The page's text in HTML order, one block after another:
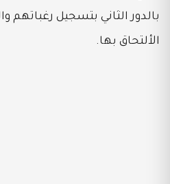
بالدور الثاني بتسجيل رغباتهم
الألتحاق بها.